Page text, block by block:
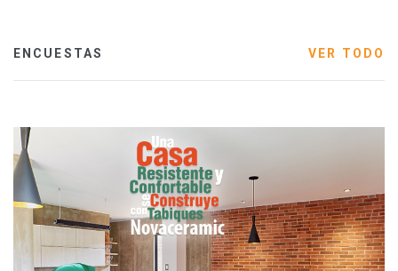
ENCUESTAS VER TODO